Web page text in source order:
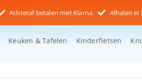
Achteraf betalen met Klarna. Afhalen in
Keuken & Tafelen Kinderfietsen